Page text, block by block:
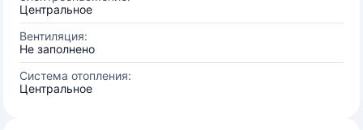
Центральное
Вентиляция:
Не заполнено
Система отопления:
Центральное